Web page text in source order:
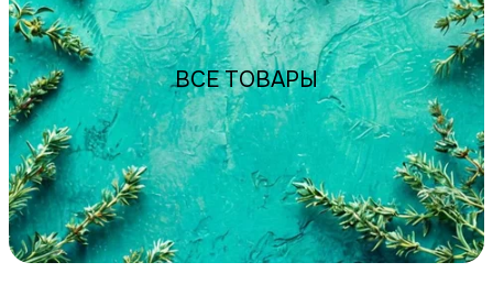
ВСЕ ТОВАРЫ